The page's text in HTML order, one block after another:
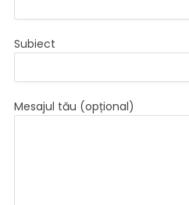
Subiect
Mesajul tău (opțional)